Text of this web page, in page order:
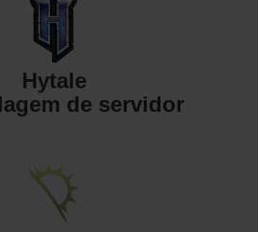
Hytale
de servidor